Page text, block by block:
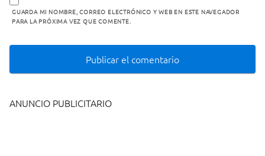
GUARDA MI NOMBRE, CORREO ELECTRÓNICO Y WEB EN ESTE NAVEGADOR
PARA LA PRÓXIMA VEZ QUE COMENTE.
ANUNCIO PUBLICITARIO